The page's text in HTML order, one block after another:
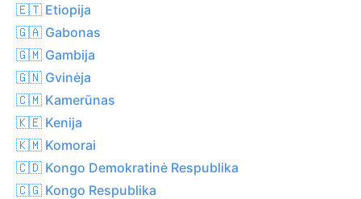
🇪🇹 Etiopija
🇬🇦 Gabonas
🇬🇲 Gambija
🇬🇳 Gvinėja
🇨🇲 Kamerūnas
🇰🇪 Kenija
🇰🇲 Komorai
🇨🇩 Kongo Demokratinė Respublika
🇨🇬 Kongo Respublika